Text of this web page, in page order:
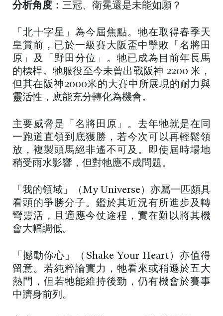
分析角度： 三冠、衛冕還是未能如願？
「北十字星」為今屆焦點。牠在取得春季天
皇賞前，已於一級賽大阪盃中擊敗「名將田
原」及「野田分位」。牠已成為目前年長馬
的標桿。牠服役至今未曾出戰阪神 2200 米，
但其在阪神2000米的大賽中所展現的耐力與
靈活性，應能充分轉化為機會。
主要威脅是「名將田原」。去年牠就是在同
一跑道直領到底獲勝，若今次可以再輕鬆領
放，複製頭馬絕非遙不可及。即使屆時場地
稍受雨水影響，但對牠應不成問題。
「我的領域」（My Universe）亦屬一匹頗具
看頭的爭勝分子。鑑於其近況有所進步及轉
彎靈活，且適應今仗途程，實在難以將其機
會大幅調低。
「撼動你心」（Shake Your Heart）亦值得
留意。若純粹論實力，牠看來或稍遜於五大
熱門，但若牠能維持後勁，仍有機會於賽事
中躋身前列。